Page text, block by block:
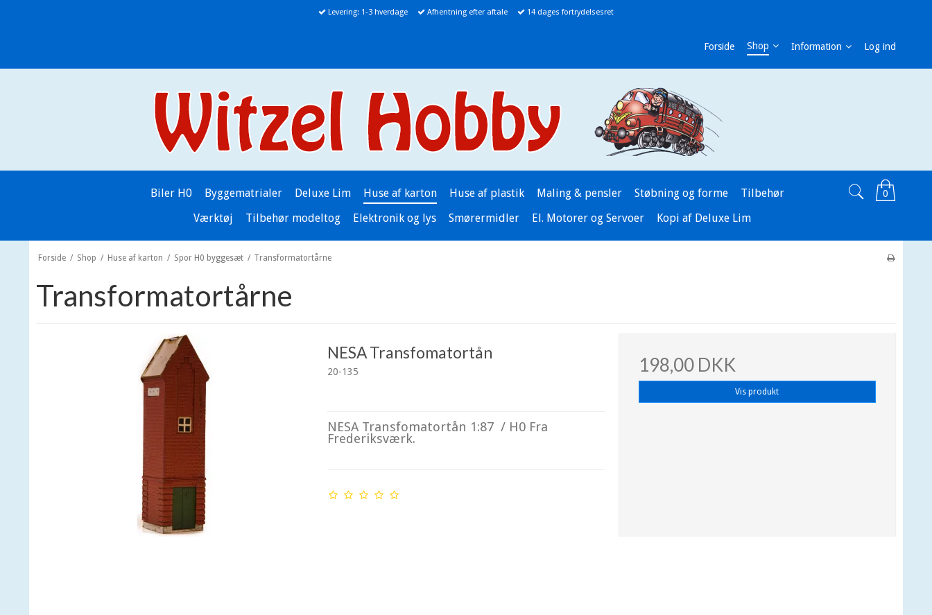
Levering: 1-3 hverdage Afhentning efter aftale 14 dages fortrydelsesret
Forside Shop Information Log ind
0
Biler H0 Byggematrialer Deluxe Lim Huse af karton Huse af plastik Maling & pensler Støbning og forme
Tilbehør
Værktøj
Tilbehør modeltog Elektronik og lys Smørermidler El. Motorer og Servoer Kopi af Deluxe Lim
Forside / Shop / Huse af karton / Spor H0 byggesæt / Transformatortårne
Transformatortårne
NESA Transfomatortån
20-135
NESA Transfomatortån 1:87 / H0 Fra
Frederiksværk.
198,00 DKK
Vis produkt